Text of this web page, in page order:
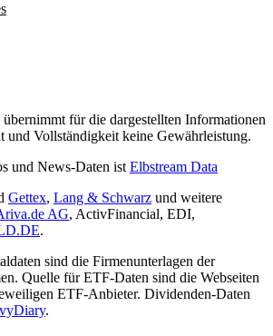
für die dargestellten Informationen
und Vollständigkeit keine Gewährleistung.
und News-Daten ist Elbstream Data
Gettex, Lang & Schwarz und weitere
AG, ActivFinancial, EDI,
.
sind die Firmenunterlagen der
Quelle für ETF-Daten sind die Webseiten
ETF-Anbieter. Dividenden-Daten
.